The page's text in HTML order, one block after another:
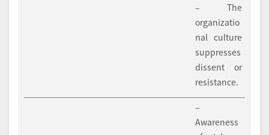
– The
organizatio
nal culture
suppresses
dissent or
resistance.
–
Awareness